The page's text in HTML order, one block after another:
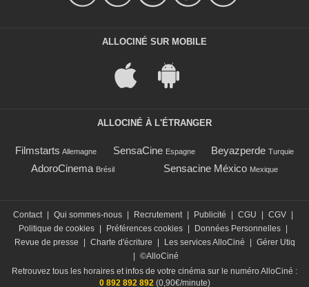
ALLOCINÉ SUR MOBILE
ALLOCINÉ À L'ÉTRANGER
Filmstarts Allemagne SensaCine Espagne Beyazperde Turquie
AdoroCinema Brésil Sensacine México Mexique
Contact Qui sommes-nous Recrutement Publicité CGU CGV
Politique de cookies
Préférences cookies Données Personnelles
Revue de presse
Charte d'écriture Les services AlloCiné
Gérer Utiq
©AlloCiné
Retrouvez tous les horaires et infos de votre cinéma sur le numéro AlloCiné :
0 892 892 892(0,90€/minute)